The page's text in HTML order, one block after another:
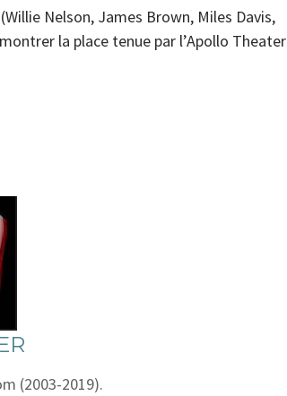
Nelson, James Brown, Miles Davis,
la place tenue par l’Apollo Theater
(2003-2019).